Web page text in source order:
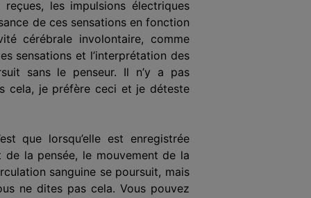
les impulsions électriques
de ces sensations en fonction
cérébrale involontaire, comme
sensations et l’interprétation des
sans le penseur. Il n’y a pas
cela, je préfère ceci et je déteste
que lorsqu’elle est enregistrée
de la pensée, le mouvement de la
sanguine se poursuit, mais
ne dites pas cela. Vous pouvez